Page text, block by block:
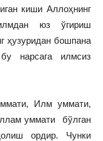
киши Аллоҳнинг
юз ўгириш
ҳузуридан бошпана
нарсага илмсиз
Илм уммати,
уммати бўлган
ордир. Чунки